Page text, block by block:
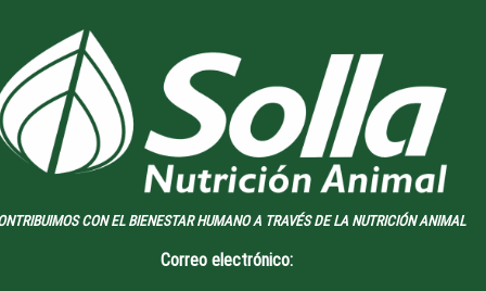
CON EL BIENESTAR HUMANO A TRAVÉS DE LA NUTRICIÓN ANIMAL
Correo electrónico: